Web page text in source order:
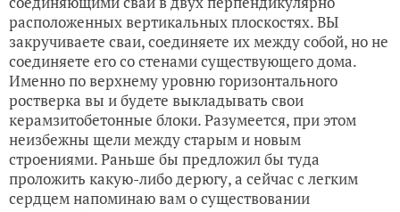
расположенных вертикальных плоскостях. ВЫ
закручиваете сваи, соединяете их между собой, но не
соединяете его со стенами существующего дома.
Именно по верхнему уровню горизонтального
ростверка вы и будете выкладывать свои
керамзитобетонные блоки. Разумеется, при этом
неизбежны щели между старым и новым
строениями. Раньше бы предложил бы туда
проложить какую-либо дерюгу, а сейчас с легким
сердцем напоминаю вам о существовании